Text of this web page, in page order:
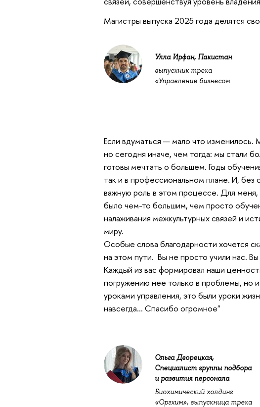
Магистры выпуска 2025 года делятся
Улла Ирфан, Пакистан
выпускник трека
«Управление бизнесом
Если вдуматься — мало что
но сегодня иначе, чем тогда: мы стали
готовы мечтать о большем. Годы
так и в профессиональном плане. И,
важную роль в этом процессе. Для
было чем-то большим, чем просто
налаживания межкультурных связей и
миру.
Особые слова благодарности хочется
на этом пути. Вы не просто учили нас.
Каждый из вас формировал наши
погружению нее только в проблемы, но
уроками управления, это были уроки
навсегда… Спасибо огромное"
Ольга Дворецкая,
Специалист группы подбора
и развития персонала
Биохимический холдинг
«Оргхим», выпускница трека